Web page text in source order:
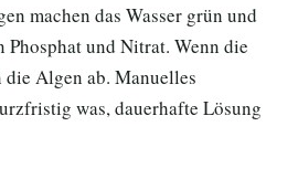
machen das Wasser grün und
Phosphat und Nitrat. Wenn die
die Algen ab. Manuelles
was, dauerhafte Lösung